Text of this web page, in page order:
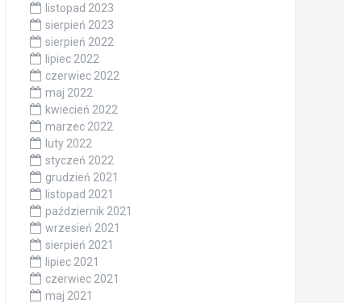
listopad 2023
sierpień 2023
sierpień 2022
lipiec 2022
czerwiec 2022
maj 2022
kwiecień 2022
marzec 2022
luty 2022
styczeń 2022
grudzień 2021
listopad 2021
październik 2021
wrzesień 2021
sierpień 2021
lipiec 2021
czerwiec 2021
maj 2021